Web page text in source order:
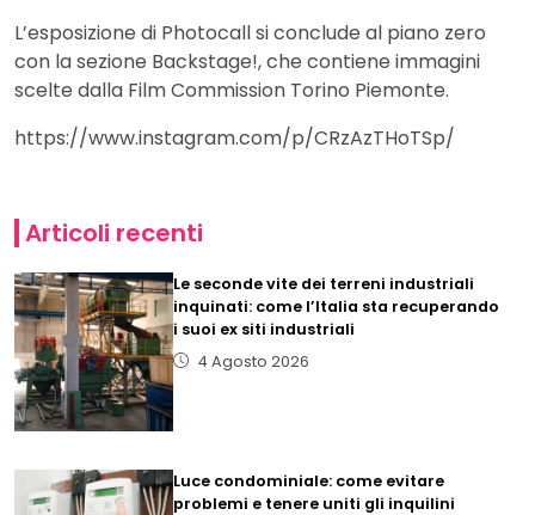
L’esposizione di Photocall si conclude al piano zero
con la sezione Backstage!, che contiene immagini
scelte dalla Film Commission Torino Piemonte.
https://www.instagram.com/p/CRzAzTHoTSp/
Articoli recenti
Le seconde vite dei terreni industriali
inquinati: come l’Italia sta recuperando
i suoi ex siti industriali
4 Agosto 2026
Luce condominiale: come evitare
problemi e tenere uniti gli inquilini